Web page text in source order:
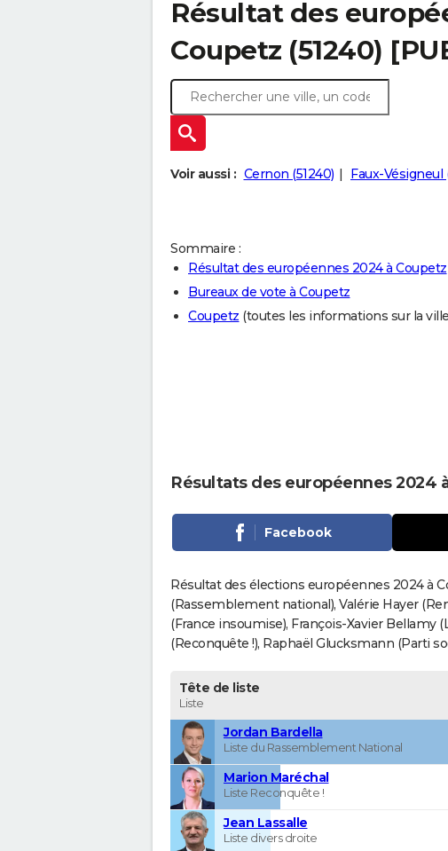
Résultat des
Coupetz (51240)
Voir aussi : Cernon (51240) Faux-Vésigneul
Sommaire :
Résultat des européennes 2024 à Coupetz
Bureaux de vote à Coupetz
Coupetz (toutes les informations sur la
Résultats des européennes 2024
Facebook
Résultat des élections européennes 2024 à
(Rassemblement national), Valérie Hayer
(France insoumise), François-Xavier Bellamy
(Reconquête !), Raphaël Glucksmann (Parti
Tête de liste
Liste
Jordan Bardella
Liste du Rassemblement National
Marion Maréchal
Liste Reconquête !
Jean Lassalle
Liste divers droite